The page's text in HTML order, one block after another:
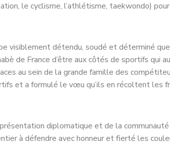
le cyclisme, l’athlétisme, taekwondo) pour
visiblement détendu, soudé et déterminé
de France d’être aux côtés de sportifs qui
au sein de la grande famille des
et a formulé le vœu qu’ils en récoltent les
diplomatique et de la communauté
à défendre avec honneur et fierté les